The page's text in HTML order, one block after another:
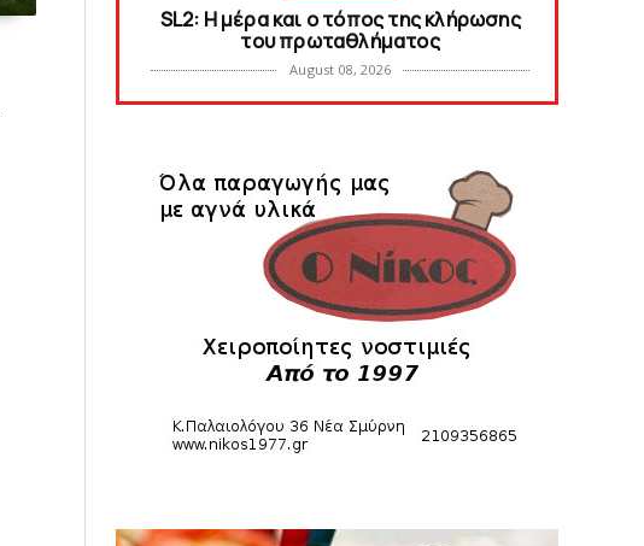
SL2: Η μέρα και ο τόπος της κλήρωσης
του πρωταθλήματος
August 08, 2026
KARA TALKS
August 07, 2026
KARA TALKS
«Kara Talks»: LIVE 21:00
August 07, 2026
SLIDE
Κύπελλο: Την Τετάρτη 19 Αυγούστου το
Νίκη Βόλου - Πανιώνιος
HEADLINES